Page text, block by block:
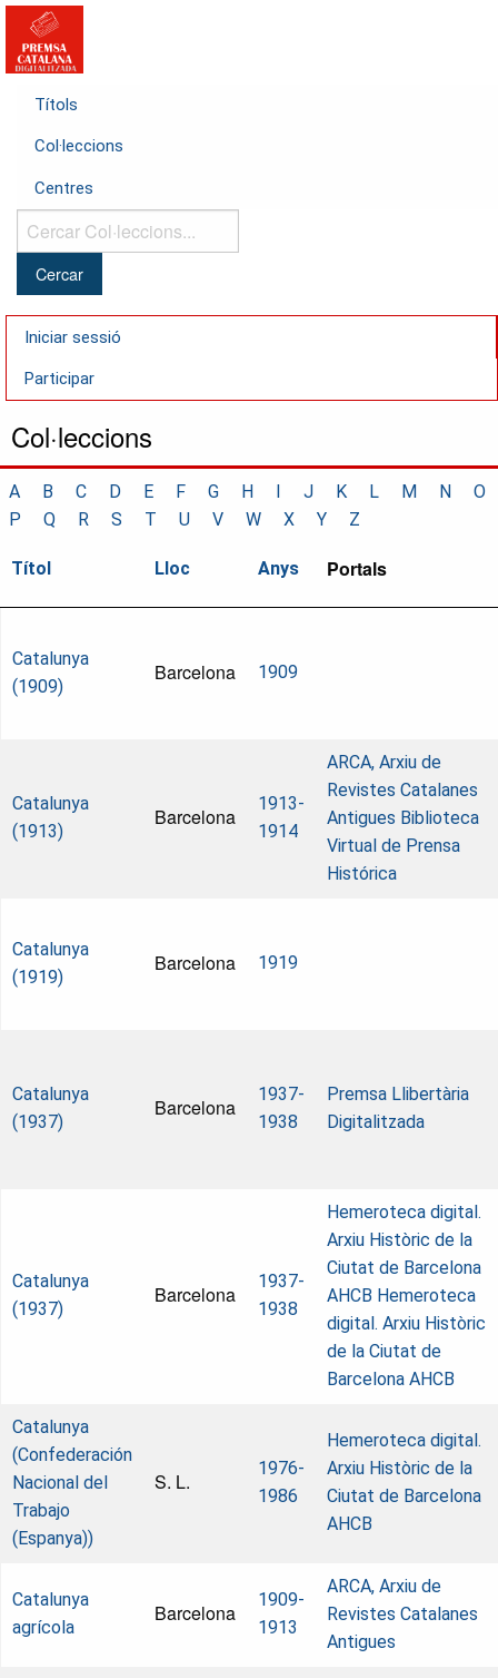
Títols
Col·leccions
Centres
Cercar
Col·leccions...
Iniciar sessió
Participar
Col·leccions
A B C D E F G H I J K L M N
O
P
Q R S T U V W X Y Z
Títol Lloc Anys Portals
Catalunya
(1909)
Barcelona 1909
Catalunya
(1913)
Barcelona
1913-
1914
ARCA, Arxiu de
Revistes Catalanes
Antigues Biblioteca
Virtual de Prensa
Histórica
Catalunya
(1919)
Barcelona 1919
Catalunya
(1937)
Barcelona
1937-
1938
Premsa Llibertària
Digitalitzada
Catalunya
(1937)
Barcelona
1937-
1938
Hemeroteca digital.
Arxiu Històric de la
Ciutat de Barcelona
AHCB Hemeroteca
digital. Arxiu Històric
de la Ciutat de
Barcelona AHCB
Catalunya
(Confederación
Nacional del
Trabajo
(Espanya))
S. L.
1976-
1986
Hemeroteca digital.
Arxiu Històric de la
Ciutat de Barcelona
AHCB
Catalunya
agrícola
Barcelona
1909-
1913
ARCA, Arxiu de
Revistes Catalanes
Antigues